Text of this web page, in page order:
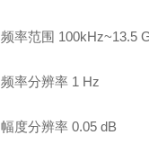
频率范围 100kHz~13.5
频率分辨率 1 Hz
幅度分辨率 0.05 dB